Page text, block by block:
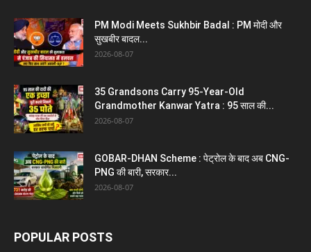
PM Modi Meets Sukhbir Badal : PM मोदी और
सुखबीर बादल...
2026-08-07
35 Grandsons Carry 95-Year-Old
Grandmother Kanwar Yatra : 95 साल की...
2026-08-07
GOBAR-DHAN Scheme : पेट्रोल के बाद अब CNG-
PNG की बारी, सरकार...
2026-08-07
POPULAR POSTS